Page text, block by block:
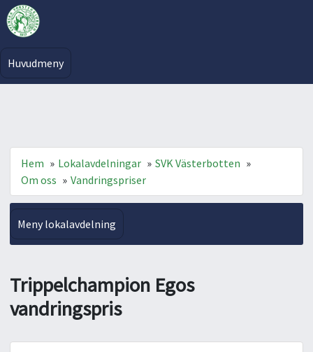
Huvudmeny
Hem » Lokalavdelningar » SVK Västerbotten »
Om oss » Vandringspriser
Meny lokalavdelning
Trippelchampion Egos
vandringspris